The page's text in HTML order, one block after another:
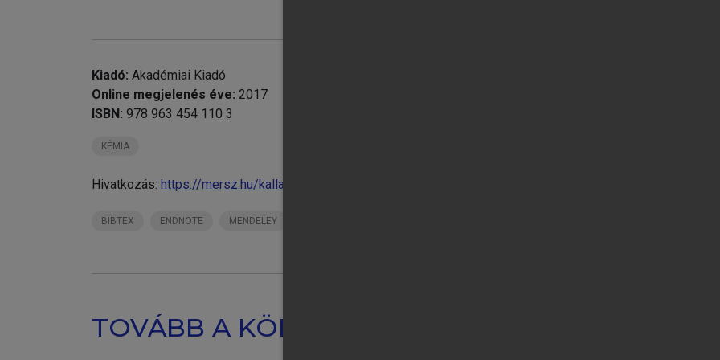
Kiadó: Akadémiai Kiadó
Online megjelenés éve: 2017
ISBN: 978 963 454 110 3
KÉMIA
Hivatkozás: https://mersz.hu/kallay-automatizalt-modszerek-a-kvantumkemiaban//
BIBTEX ENDNOTE MENDELEY
TOVÁBB A KÖNYVTÁRBA